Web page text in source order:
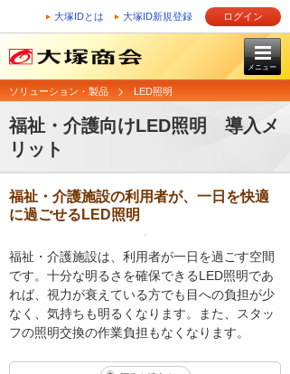
大塚IDとは 大塚ID新規登録 ログイン
メニュー
ソリューション・製品 LED照明
福祉・介護向けLED照明 導入メ
リット
福祉・介護施設の利用者が、一日を快適
に過ごせるLED照明
福祉・介護施設は、利用者が一日を過ごす空間
です。十分な明るさを確保できるLED照明であ
れば、視力が衰えている方でも目への負担が少
なく、気持ちも明るくなります。また、スタッ
フの照明交換の作業負担もなくなります。